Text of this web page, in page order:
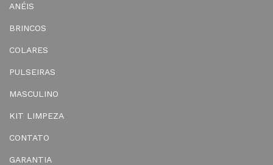
ANÉIS
BRINCOS
COLARES
PULSEIRAS
MASCULINO
KIT LIMPEZA
CONTATO
GARANTIA